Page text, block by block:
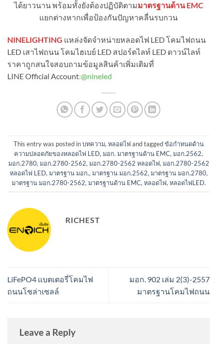
ได้ยาวนาน พร้อมทั้งยังต้องปฏิบัติตามมาตรฐานด้าน EMC
แยกต่างหากเพื่อป้องกันปัญหาคลื่นรบกวน
NINELIGHTING แหล่งจัดจำหน่ายหลอดไฟ LED โคมไฟถนน
LED เสาไฟถนน โคมไฮเบย์ LED สปอร์ตไลท์ LED ดาวน์ไลท์
ราคาถูกสนใจสอบถามข้อมูลสินค้าเพิ่มเติมที่
LINE Official Account:@nineled
This entry was posted inบทความ,หลอดไฟ and taggedข้อกำหนดด้าน
ความปลอดภัยของหลอดไฟ LED,มอก. มาตรฐานด้าน EMC,มอก.2562,
มอก.2780,มอก.2780-2562,มอก.2780-2562 หลอดไฟ,มอก.2780-2562
หลอดไฟ LED,มาตรฐาน มอก.,มาตรฐาน มอก.2562,มาตรฐาน มอก.2780,
มาตรฐาน มอก.2780-2562,มาตรฐานด้าน EMC,หลอดไฟ,หลอดไฟLED.
RICHEST
LiFePO4 แบตเตอรี่โคมไฟ
ถนนโซล่าเซลล์
มอก. 902 เล่ม 2(3)-2557
มาตรฐานโคมไฟถนน
Leave a Reply